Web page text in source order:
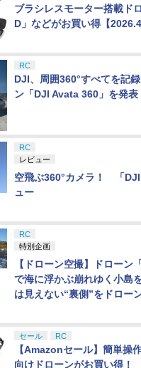
ブラシレスモーター搭載ド
D」などがお買い得【2026.4
RC
DJI、周囲360°すべてを記
ン「DJI Avata 360」を発
RC
レビュー
空飛ぶ360°カメラ！ 「
ュー
RC
特別企画
【ドローン空撮】ドローン
で海に浮かぶ崩れゆく小島
は見えない“裏側”をドロー
セール RC
【Amazonセール】簡単操
向けドローンがお買い得